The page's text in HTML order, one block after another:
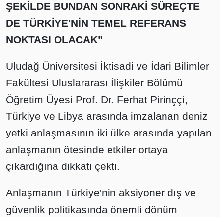
ŞEKİLDE BUNDAN SONRAKİ SÜREÇTE
DE TÜRKİYE'NİN TEMEL REFERANS
NOKTASI OLACAK"
Uludağ Üniversitesi İktisadi ve İdari Bilimler
Fakültesi Uluslararası İlişkiler Bölümü
Öğretim Üyesi Prof. Dr. Ferhat Pirinççi,
Türkiye ve Libya arasında imzalanan deniz
yetki anlaşmasının iki ülke arasında yapılan
anlaşmanın ötesinde etkiler ortaya
çıkardığına dikkati çekti.
Anlaşmanın Türkiye'nin aksiyoner dış ve
güvenlik politikasında önemli dönüm